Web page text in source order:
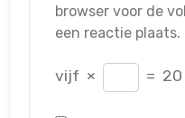
browser voor de
een reactie plaats.
vijf × = 20